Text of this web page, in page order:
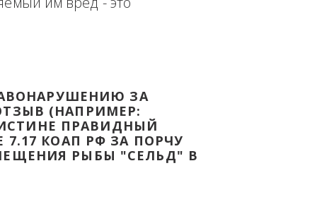
доказательством с целью -
Законодательства Российской